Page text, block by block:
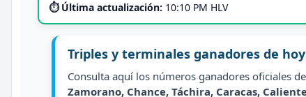
⏱ Última actualización: 10:10 PM HLV
Triples y terminales ganadores de hoy
Consulta aquí los números ganadores oficiales
Zamorano, Chance, Táchira, Caracas,